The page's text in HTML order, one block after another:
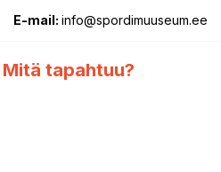
E-mail: info@spordimuuseum.ee
Mitä tapahtuu?